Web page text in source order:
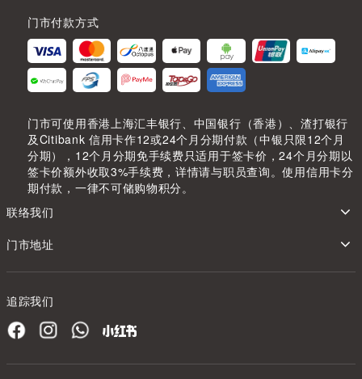
门市付款方式
门市可使用香港上海汇丰银行、中国银行（香港）、渣打银行
及Citibank 信用卡作12或24个月分期付款（中银只限12个月
分期），12个月分期免手续费只适用于签卡价，24个月分期以
签卡价额外收取3%手续费，详情请与职员查询。使用信用卡分
期付款，一律不可储购物积分。
联络我们
门市地址
追踪我们